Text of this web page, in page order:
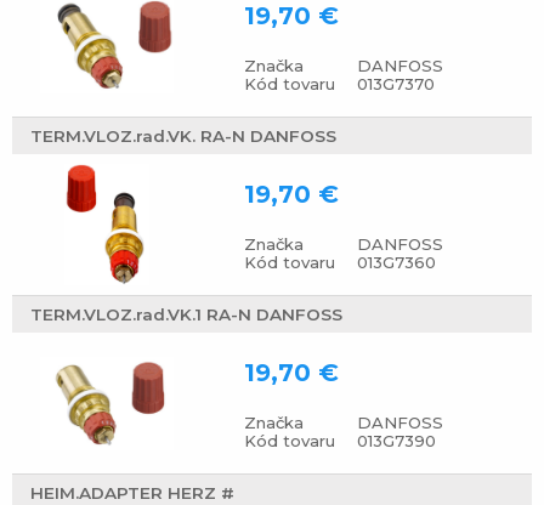
Značka
DANFOSS
Kód tovaru
013G7370
19,70 €
TERM.VLOZ.rad.VK. RA-N DANFOSS
Značka
DANFOSS
Kód tovaru
013G7360
19,70 €
TERM.VLOZ.rad.VK.1 RA-N DANFOSS
Značka
DANFOSS
Kód tovaru
013G7390
19,70 €
HEIM.ADAPTER HERZ #